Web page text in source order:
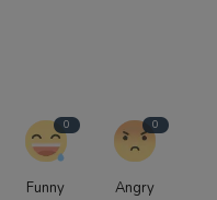
0
Funny
0
Angry